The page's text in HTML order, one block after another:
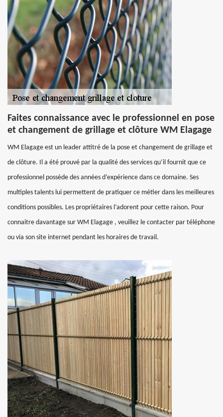
Faites connaissance avec le professionnel en pose
et changement de grillage et clôture WM Elagage
WM Elagage est un leader attitré de la pose et changement de grillage et
de clôture. Il a été prouvé par la qualité des services qu’il fournit que ce
professionnel possède des années d’expérience dans ce domaine. Ses
multiples talents lui permettent de pratiquer ce métier dans les meilleures
conditions possibles. Les propriétaires l’adorent pour cette raison. Pour
connaitre davantage sur WM Elagage , veuillez le contacter par téléphone
ou via son site internet pendant les horaires de travail.